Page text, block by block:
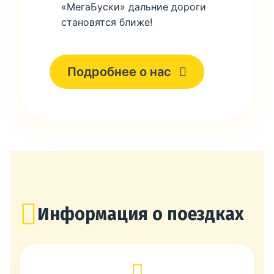
«МегаБуски» дальние дороги
становятся ближе!
Подробнее о нас
Информация о поездках